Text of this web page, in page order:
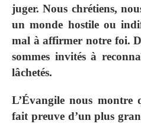
juger. Nous chrétiens,
un monde hostile ou
mal à affirmer notre foi.
sommes invités à
lâchetés.
L’Évangile nous montre
fait preuve d’un plus